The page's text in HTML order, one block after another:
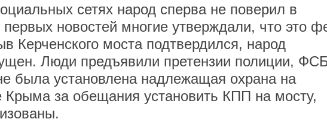
сетях народ сперва не поверил в
новостей многие утверждали, что это
Керченского моста подтвердился, народ
Люди предъявили претензии полиции,
была установлена надлежащая охрана на
Крыма за обещания установить КПП на мосту,